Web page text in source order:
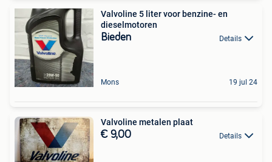
Valvoline 5 liter voor benzine- en
dieselmotoren
Bieden Details
Mons 19 jul 24
Valvoline metalen plaat
€ 9,00 Details